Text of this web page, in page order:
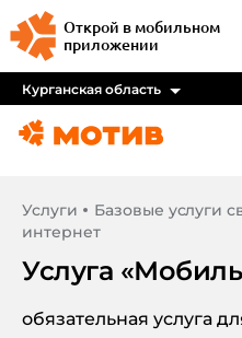
Открой в мобильном
приложении
Курганская область
Услуги Базовые услуги
интернет
Услуга «
обязательная услуга